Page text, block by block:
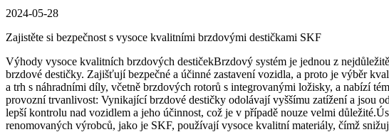
2024-05-28
Zajistěte si bezpečnost s vysoce kvalitními brzdovými destičkami SKF
Výhody vysoce kvalitních brzdových destičekBrzdový systém je jednou z
brzdové destičky. Zajišťují bezpečné a účinné zastavení vozidla, a proto je výběr
a trh s náhradními díly, včetně brzdových rotorů s integrovanými ložisky, a nabízí
provozní trvanlivost: Vynikající brzdové destičky odolávají vyššímu zatížení a jsou
lepší kontrolu nad vozidlem a jeho účinnost, což je v případě nouze velmi
renomovaných výrobců, jako je SKF, používají vysoce kvalitní materiály, čímž